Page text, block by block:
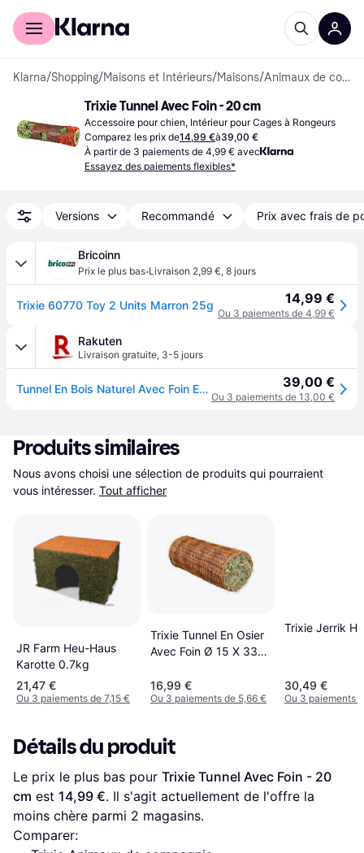
Acheter avec Klarna
Klarna/Shopping/Maisons et Intérieurs/Maisons/ Animaux de compagnie
Trixie Tunnel Avec Foin - 20 cm
Accessoire pour chien, Intérieur pour Cages à Rongeurs
Comparez les prix de14,99 €à39,00 €
À partir de 3 paiements de 4,99 € avec
Essayez des paiements flexibles*
Versions Recommandé Prix avec frais de
Bricoinn
Prix le plus bas·Livraison 2,99 €, 8 jours
Trixie 60770 Toy 2 Units Marron 25g 14,99 €
Ou 3 paiements de 4,99 €
Rakuten
Livraison gratuite, 3-5 jours
Tunnel En Bois Naturel Avec Foin Et Fleur D'hibiscus Pour Rongeurs 39,00 €
Ou 3 paiements de 13,00 €
Produits similaires
Nous avons choisi une sélection de produits qui pourraient
vous intéresser. Tout afficher
JR Farm Heu-Haus
Karotte 0.7kg
21,47 €
Ou 3 paiements de 7,15 €
Trixie Tunnel En Osier
Avec Foin Ø 15 X 33
16,99 €
Ou 3 paiements de 5,66 €
Trixie Jerrik
30,49 €
Ou 3 paiements
Détails du produit
Le prix le plus bas pour Trixie Tunnel Avec Foin - 20
cm est 14,99 €. Il s'agit actuellement de l'offre la
moins chère parmi 2 magasins.
Comparer: